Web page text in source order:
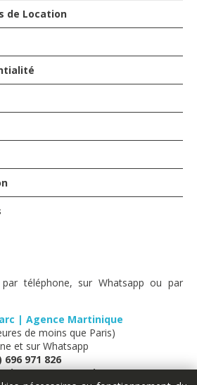
de Location
téléphone, sur Whatsapp ou par
| Agence Martinique
de moins que Paris)
et sur Whatsapp
696 971 826
vue-turquoise.com